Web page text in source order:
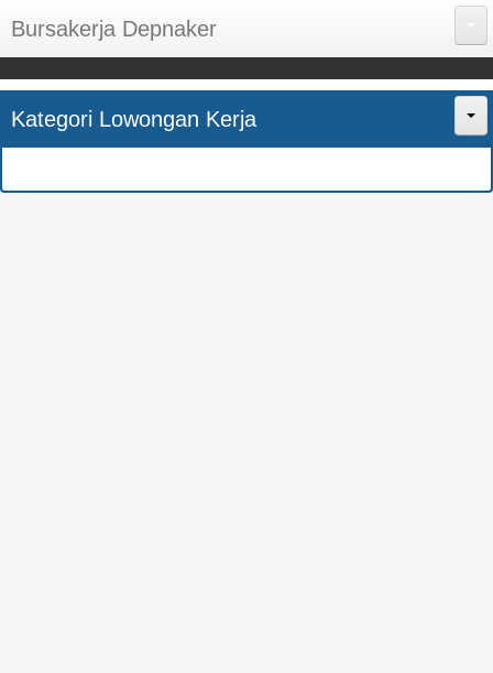
Bursakerja Depnaker
About Me
Disclaimer
Kategori Lowongan Kerja